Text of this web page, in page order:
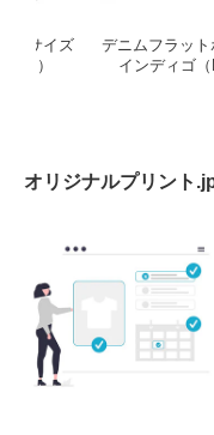
Lサイズ
ト）
デニムフラット
インディゴ（
オリジナルプリント